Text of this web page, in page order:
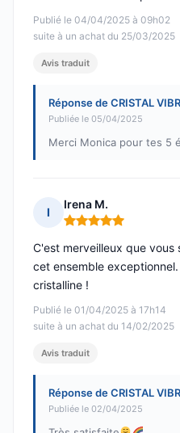
Publié le 04/04/2025 à 09h02
suite à un achat du 25/03/2025
Avis traduit
Réponse de CRISTAL
Publiée le 05/04/2025
Merci Monica pour tes 5
I
Irena M.
Note : 5 sur 5
Publié le 01/04/2025 à 17h14
suite à un achat du 14/02/2025
C'est merveilleux que vous
cet ensemble
cristalline !
Avis traduit
Réponse de CRISTAL
Publiée le 02/04/2025